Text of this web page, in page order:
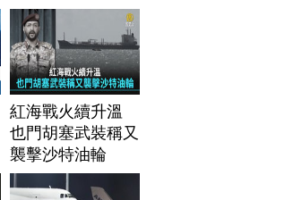
紅海戰火續升溫
也門胡塞武裝稱又
襲擊沙特油輪